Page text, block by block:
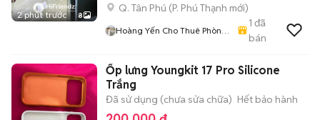
2 phút trước 8
Q. Tân Phú (P. Phú Thạnh mới)
Hoàng Yến Cho Thuê Phòng
1 đã
bán
Ốp lưng Youngkit 17 Pro Silicone
Trắng
Đã sử dụng (chưa sửa chữa) Hết bảo hành